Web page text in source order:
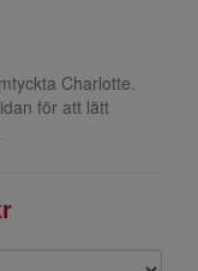
Charlotte.
för att lätt